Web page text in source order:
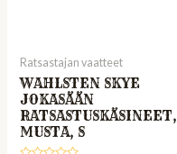
Ratsastajan vaatteet
WAHLSTEN SKYE
JOKASÄÄN
RATSASTUSKÄSINEET,
MUSTA, S